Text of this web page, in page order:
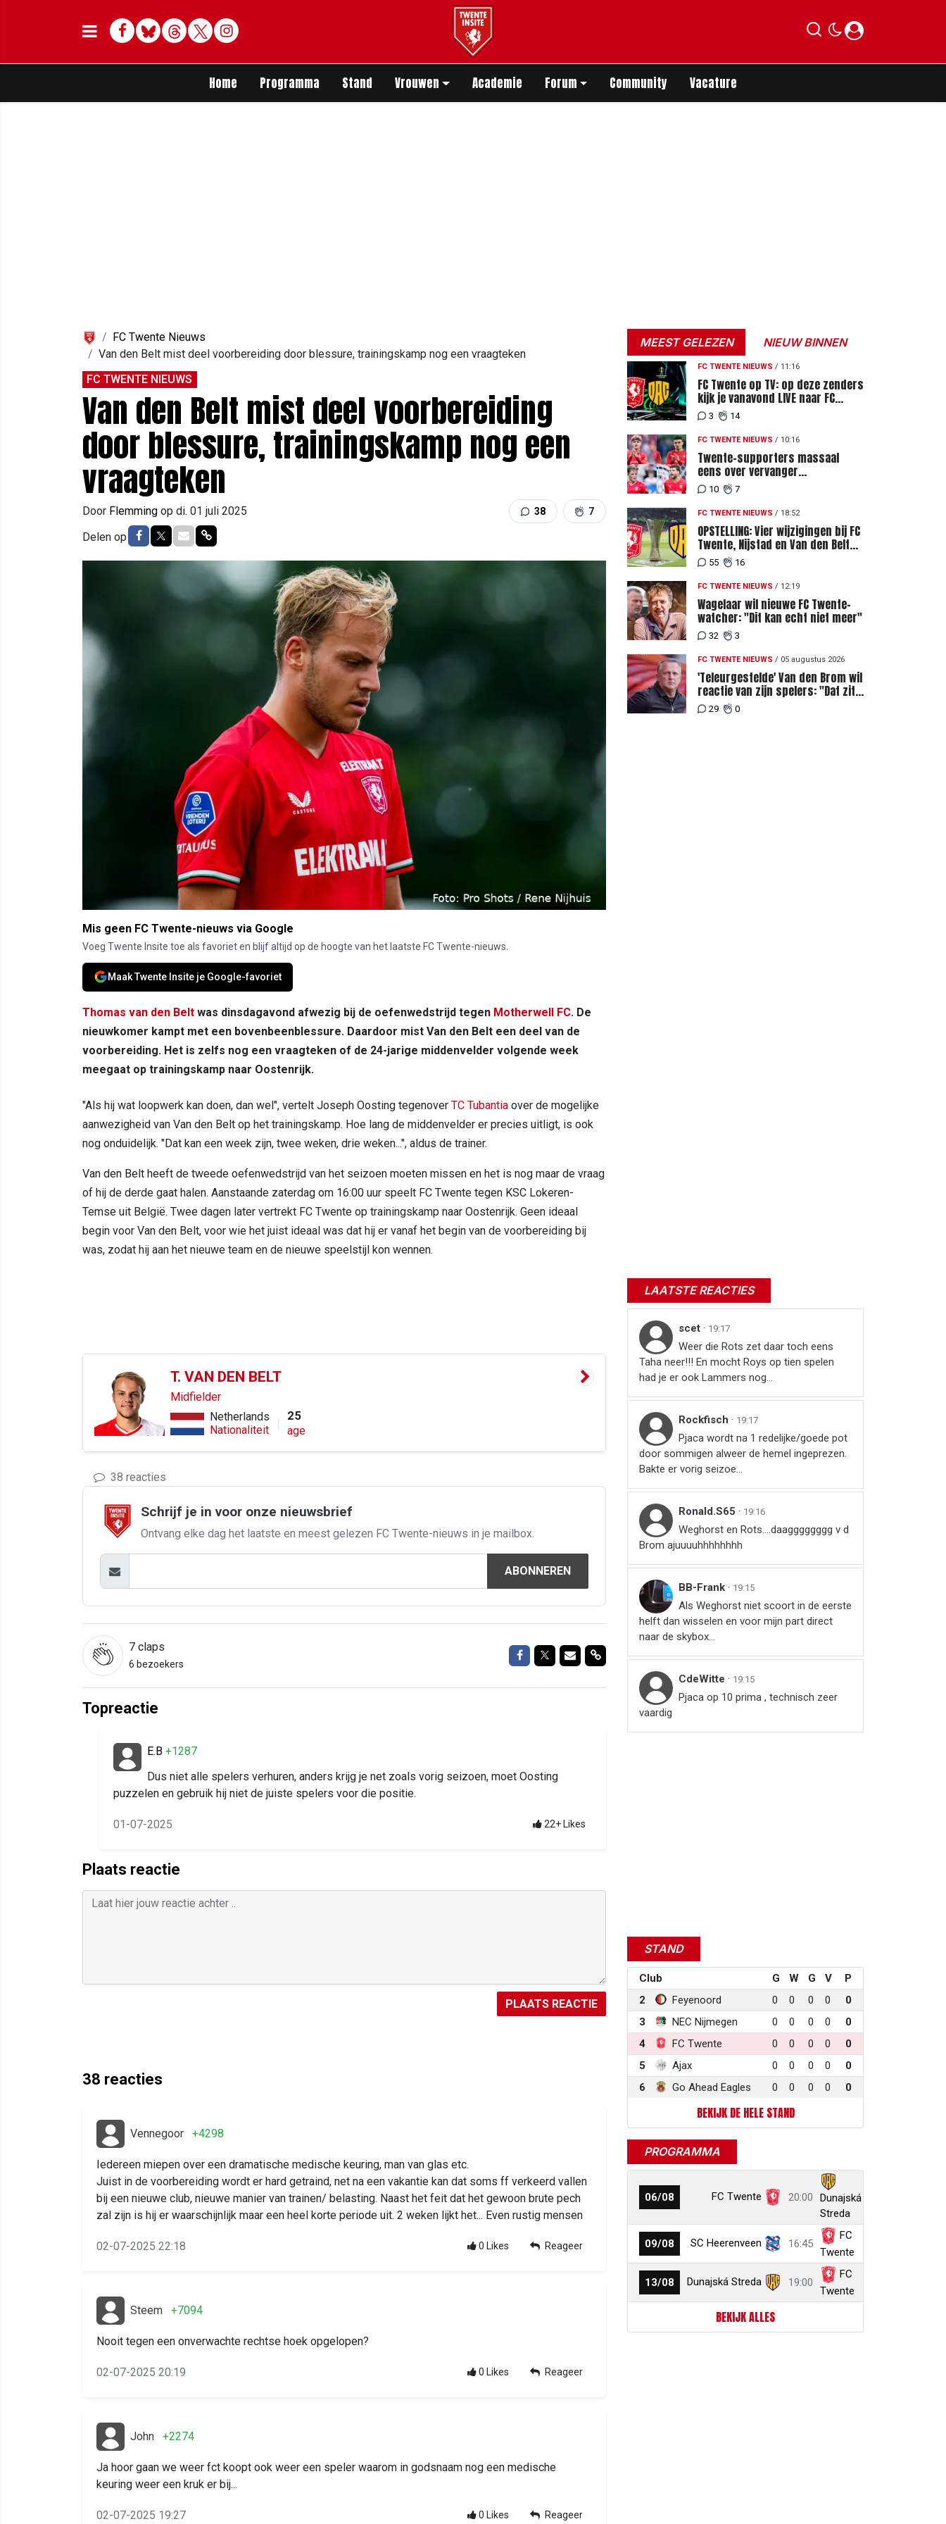
Facebook
BlueskyThreadsTwitterDelen op Whatsapp
Home Programma Stand Vrouwen Academie Forum Community Vacature
FC Twente Nieuws
Van den Belt mist deel voorbereiding door blessure, trainingskamp nog een vraagteken
FC TWENTE NIEUWS
Van den Belt mist deel voorbereiding
door blessure, trainingskamp nog een
vraagteken
Door Flemming op di. 01 juli 2025 38 7
Delen op Delen op Facebook
Delen op Twitter
Delen via Mail
Delen via link
Mis geen FC Twente-nieuws via Google
Voeg Twente Insite toe als favoriet en blijf altijd op de hoogte van het laatste FC Twente-nieuws.
Maak Twente Insite je Google-favoriet
Thomas van den Belt was dinsdagavond afwezig bij de oefenwedstrijd tegen Motherwell FC. De
nieuwkomer kampt met een bovenbeenblessure. Daardoor mist Van den Belt een deel van de
voorbereiding. Het is zelfs nog een vraagteken of de 24-jarige middenvelder volgende week
meegaat op trainingskamp naar Oostenrijk.
"Als hij wat loopwerk kan doen, dan wel", vertelt Joseph Oosting tegenover TC Tubantia over de mogelijke
aanwezigheid van Van den Belt op het trainingskamp. Hoe lang de middenvelder er precies uitligt, is ook
nog onduidelijk. "Dat kan een week zijn, twee weken, drie weken...", aldus de trainer.
Van den Belt heeft de tweede oefenwedstrijd van het seizoen moeten missen en het is nog maar de vraag
of hij de derde gaat halen. Aanstaande zaterdag om 16:00 uur speelt FC Twente tegen KSC Lokeren-
Temse uit België. Twee dagen later vertrekt FC Twente op trainingskamp naar Oostenrijk. Geen ideaal
begin voor Van den Belt, voor wie het juist ideaal was dat hij er vanaf het begin van de voorbereiding bij
was, zodat hij aan het nieuwe team en de nieuwe speelstijl kon wennen.
T. VAN DEN BELT
Midfielder
Netherlands
Nationaliteit
25
age
38 reacties
Schrijf je in voor onze nieuwsbrief
Ontvang elke dag het laatste en meest gelezen FC Twente-nieuws in je mailbox.
ABONNEREN
7 claps
6 bezoekers
Delen op Facebook
Delen op Twitter
Delen via Mail
Delen link
Topreactie
E.B +1287
Dus niet alle spelers verhuren, anders krijg je net zoals vorig seizoen, moet Oosting
puzzelen en gebruik hij niet de juiste spelers voor die positie.
01-07-2025 22+ Likes
Plaats reactie
PLAATS REACTIE
38 reacties
Vennegoor +4298
Iedereen miepen over een dramatische medische keuring, man van glas etc.
Juist in de voorbereiding wordt er hard getraind, net na een vakantie kan dat soms ff verkeerd vallen
bij een nieuwe club, nieuwe manier van trainen/ belasting. Naast het feit dat het gewoon brute pech
zal zijn is hij er waarschijnlijk maar een heel korte periode uit. 2 weken lijkt het... Even rustig mensen
02-07-2025 22:18 0 Likes Reageer
Steem +7094
Nooit tegen een onverwachte rechtse hoek opgelopen?
02-07-2025 20:19 0 Likes Reageer
John +2274
Ja hoor gaan we weer fct koopt ook weer een speler waarom in godsnaam nog een medische
keuring weer een kruk er bij...
02-07-2025 19:27 0 Likes Reageer
MEEST GELEZEN NIEUW BINNEN
FC TWENTE NIEUWS / 11:16
FC Twente op TV: op deze zenders
kijk je vanavond LIVE naar FC
Twente - FC DAC 04
3 14
FC TWENTE NIEUWS / 10:16
Twente-supporters massaal
eens over vervanger
geblesseerde Lemkin tegen FC
DAC 04
10 7
FC TWENTE NIEUWS / 18:52
OPSTELLING: Vier wijzigingen bij FC
Twente, Nijstad en Van den Belt
ontbreken in de basis
55 16
FC TWENTE NIEUWS / 12:19
Wagelaar wil nieuwe FC Twente-
watcher: "Dit kan echt niet meer"
32 3
FC TWENTE NIEUWS / 05 augustus 2026
'Teleurgestelde' Van den Brom wil
reactie van zijn spelers: "Dat zit
bij mij het meeste diep"
29 0
LAATSTE REACTIES
scet · 19:17
Weer die Rots zet daar toch eens
Taha neer!!! En mocht Roys op tien spelen
had je er ook Lammers nog...
Rockfisch · 19:17
Pjaca wordt na 1 redelijke/goede pot
door sommigen alweer de hemel ingeprezen.
Bakte er vorig seizoe...
Ronald.S65 · 19:16
Weghorst en Rots....daagggggggg v d
Brom ajuuuuhhhhhhhh
BB-Frank · 19:15
Als Weghorst niet scoort in de eerste
helft dan wisselen en voor mijn part direct
naar de skybox...
CdeWitte · 19:15
Pjaca op 10 prima , technisch zeer
vaardig
STAND
Club G W G V
P
2
Feyenoord 0 0 0 0
0
3
NEC Nijmegen 0 0 0 0
0
4
FC Twente 0 0 0 0
0
5
Ajax 0 0 0 0
0
6
Go Ahead Eagles 0 0 0 0 0
BEKIJK DE HELE STAND
PROGRAMMA
06/08 FC Twente 20:00
Dunajská
Streda
09/08 SC Heerenveen 16:45
FC
Twente
13/08 Dunajská Streda 19:00
FC
Twente
BEKIJK ALLES